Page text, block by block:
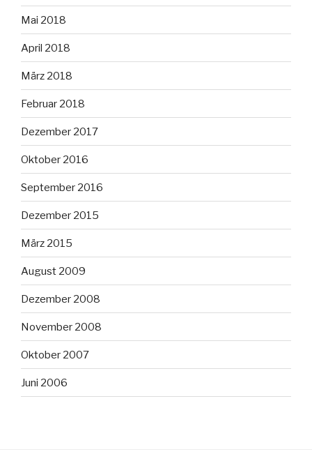
Mai 2018
April 2018
März 2018
Februar 2018
Dezember 2017
Oktober 2016
September 2016
Dezember 2015
März 2015
August 2009
Dezember 2008
November 2008
Oktober 2007
Juni 2006